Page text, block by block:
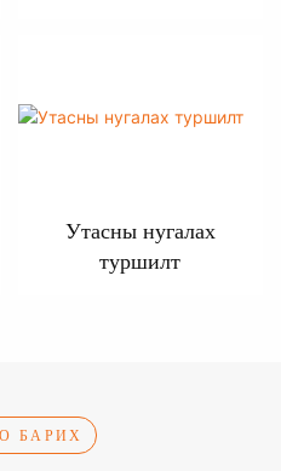
Утасны нугалах
туршилт
БАРИХ